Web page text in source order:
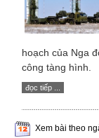
hoạch của Nga
công tàng hình.
đọc tiếp ...
Xem bài theo